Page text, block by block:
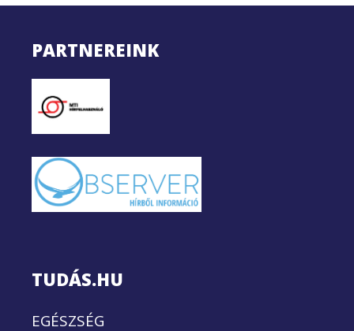
PARTNEREINK
TUDÁS.HU
EGÉSZSÉG